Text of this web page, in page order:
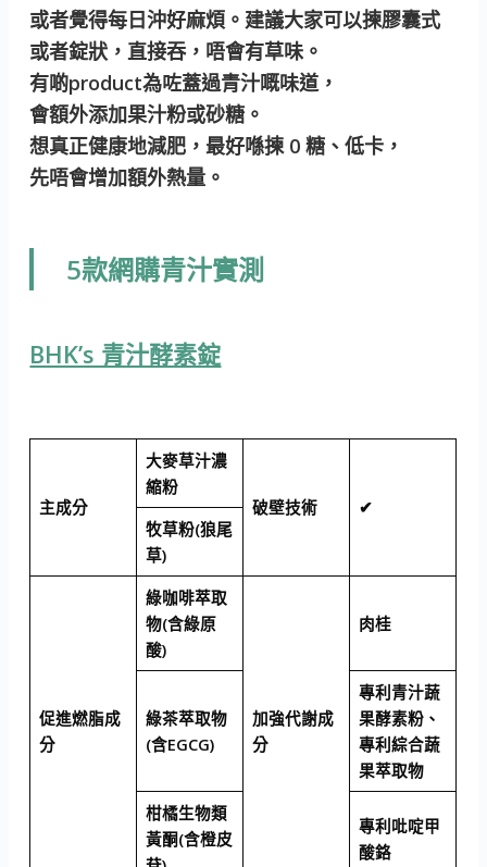
或者覺得每日沖好麻煩。建議大家可以揀膠囊式
或者錠狀，直接吞，唔會有草味。
有啲product為咗蓋過青汁嘅味道，
會額外添加果汁粉或砂糖。
想真正健康地減肥，最好喺揀 0 糖、低卡，
先唔會增加額外熱量。
5款網購青汁實測
BHK’s 青汁酵素錠
主成分
大麥草汁濃
縮粉
破壁技術
✔
牧草粉(狼尾
草)
促進燃脂成
分
綠咖啡萃取
物(含綠原
酸)
加強代謝成
分
肉桂
綠茶萃取物
(含EGCG)
專利青汁蔬
果酵素粉、
專利綜合蔬
果萃取物
柑橘生物類
黃酮(含橙皮
專利吡啶甲
酸鉻